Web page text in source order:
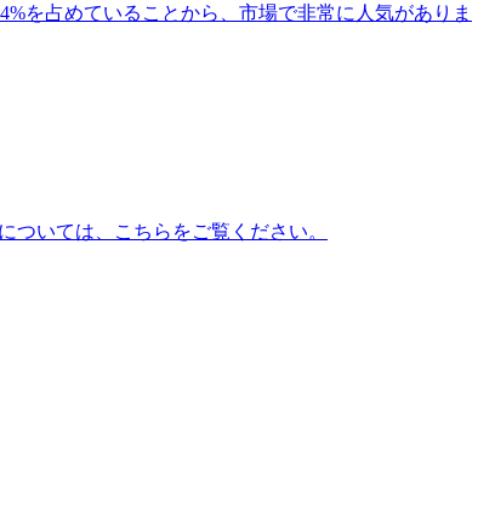
を占めていることから、市場で非常に人気がありま
いては、こちらをご覧ください。